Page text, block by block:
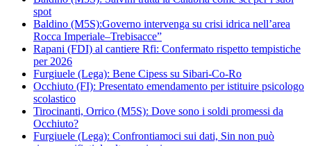
spot
Baldino (M5S):Governo intervenga su crisi idrica nell’area
Rocca Imperiale–Trebisacce”
Rapani (FDI) al cantiere Rfi: Confermato rispetto tempistiche
per 2026
Furgiuele (Lega): Bene Cipess su Sibari-Co-Ro
Occhiuto (FI): Presentato emendamento per istituire psicologo
scolastico
Tirocinanti, Orrico (M5S): Dove sono i soldi promessi da
Occhiuto?
Furgiuele (Lega): Confrontiamoci sui dati, Sin non può